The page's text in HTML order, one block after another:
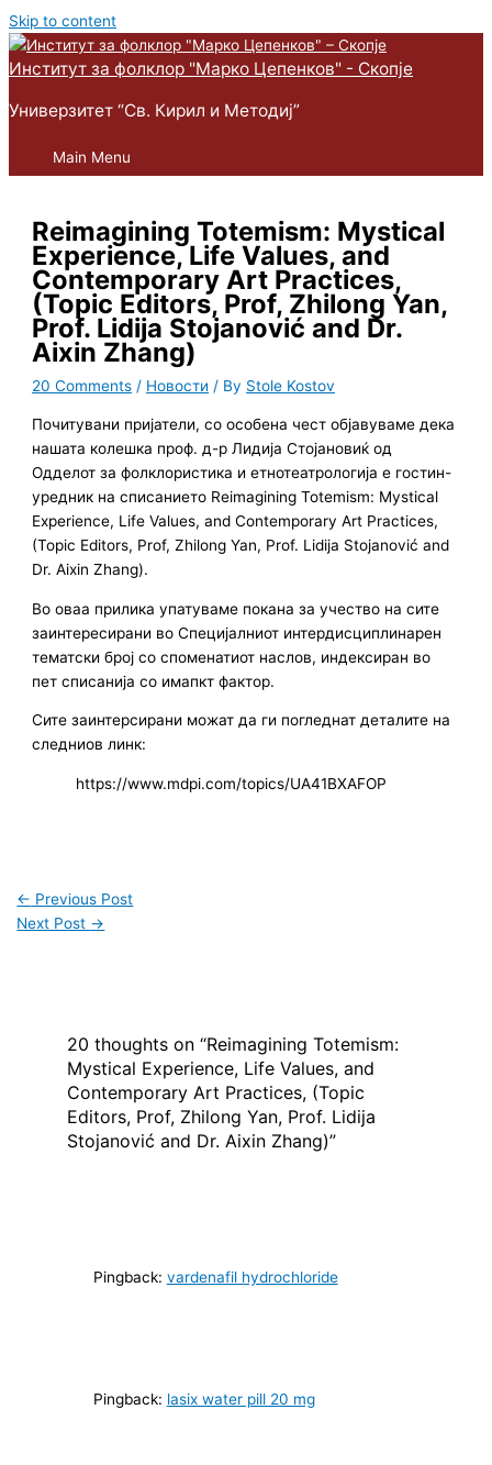
Skip to content
Институт за фолклор "Марко Цепенков" - Скопје
Универзитет “Св. Кирил и Методиј”
Main Menu
Reimagining Totemism: Mystical
Experience, Life Values, and
Contemporary Art Practices,
(Topic Editors, Prof, Zhilong Yan,
Prof. Lidija Stojanović and Dr.
Aixin Zhang)
20 Comments / Новости / By Stole Kostov
Почитувани пријатели, со особена чест објавуваме дека
нашата колешка проф. д-р Лидија Стојановиќ од
Одделот за фолклористика и етнотеатрологија е гостин-
уредник насписанието Reimagining Totemism: Mystical
Experience, Life Values, and Contemporary Art Practices,
(Topic Editors, Prof, Zhilong Yan, Prof. Lidija Stojanović and
Dr. Aixin Zhang).
Во оваа прилика упатуваме покана за учество на сите
заинтересирани во Специјалниот интердисциплинарен
тематски број со споменатиот наслов, индексиран во
пет списанија со имапкт фактор.
Сите заинтерсирани можат да ги погледнат деталите на
следниов линк:
https://www.mdpi.com/topics/UA41BXAFOP
← Previous Post
Next Post →
20 thoughts on “Reimagining Totemism:
Mystical Experience, Life Values, and
Contemporary Art Practices, (Topic
Editors, Prof, Zhilong Yan, Prof. Lidija
Stojanović and Dr. Aixin Zhang)”
Pingback: vardenafil hydrochloride
Pingback: lasix water pill 20 mg